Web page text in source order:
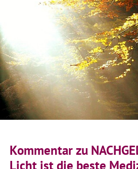
Kommentar zu
Licht ist die beste